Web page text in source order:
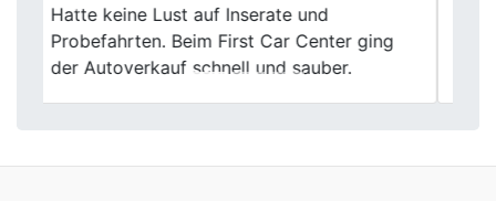
Hat super geklappt, meinen alten Wagen
bei First Car Center loszuwerden. Die
Abwicklung war unkompliziert und fair.
Previous